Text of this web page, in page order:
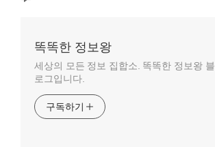
똑똑한 정보왕
세상의 모든 정보 집합소. 똑똑한 정보왕 블
로그입니다.
구독하기